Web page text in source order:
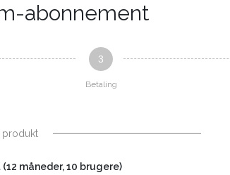
abonnement
3
Betaling
produkt
måneder, 10 brugere)